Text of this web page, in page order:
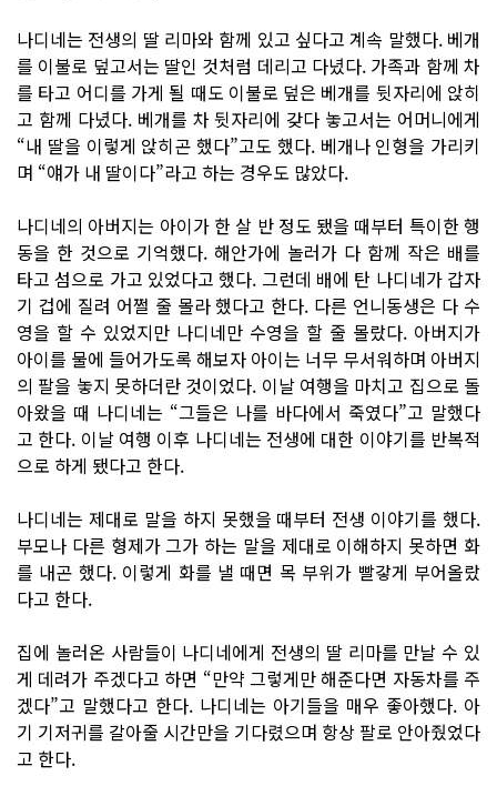
나디네는 전생의 딸 리마와 함께 있고 싶다고 계속 말했다. 베개
를 이불로 덮고서는 딸인 것처럼 데리고 다녔다. 가족과 함께 차
를 타고 어디를 가게 될 때도 이불로 덮은 베개를 뒷자리에 앉히
고 함께 다녔다. 베개를 차 뒷자리에 갖다 놓고서는 어머니에게
“내 딸을 이렇게 앉히곤 했다”고도 했다. 베개나 인형을 가리키
며 “얘가 내 딸이다”라고 하는 경우도 많았다.
나디네의 아버지는 아이가 한 살 반 정도 됐을 때부터 특이한 행
동을 한 것으로 기억했다. 해안가에 놀러가 다 함께 작은 배를
타고 섬으로 가고 있었다고 했다. 그런데 배에 탄 나디네가 갑자
기 겁에 질려 어쩔 줄 몰라 했다고 한다. 다른 언니동생은 다 수
영을 할 수 있었지만 나디네만 수영을 할 줄 몰랐다. 아버지가
아이를 물에 들어가도록 해보자 아이는 너무 무서워하며 아버지
의 팔을 놓지 못하더란 것이었다. 이날 여행을 마치고 집으로 돌
아왔을 때 나디네는 “그들은 나를 바다에서 죽였다”고 말했다
고 한다. 이날 여행 이후 나디네는 전생에 대한 이야기를 반복적
으로 하게 됐다고 한다.
나디네는 제대로 말을 하지 못했을 때부터 전생 이야기를 했다.
부모나 다른 형제가 그가 하는 말을 제대로 이해하지 못하면 화
를 내곤 했다. 이렇게 화를 낼 때면 목 부위가 빨갛게 부어올랐
다고 한다.
집에 놀러온 사람들이 나디네에게 전생의 딸 리마를 만날 수 있
게 데려가 주겠다고 하면 “만약 그렇게만 해준다면 자동차를 주
겠다”고 말했다고 한다. 나디네는 아기들을 매우 좋아했다. 아
기 기저귀를 갈아줄 시간만을 기다렸으며 항상 팔로 안아줬었다
고 한다.